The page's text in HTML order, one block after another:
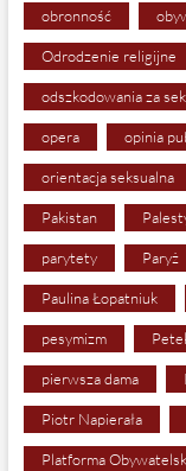
obronność
Odrodzenie religijne
odszkodowania za
opera opinia
orientacja seksualna
Pakistan
parytety Paryż
Paulina Łopatniuk
pesymizm
pierwsza dama
Piotr Napierała
Platforma